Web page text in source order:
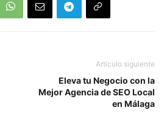
Artículo siguiente
Eleva tu Negocio con la
Mejor Agencia de SEO Local
en Málaga